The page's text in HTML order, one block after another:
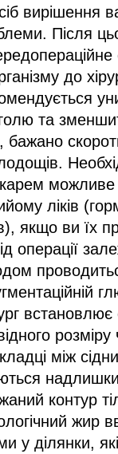
вирішення
Після
до
та
бажано
ліків
якщо ви їх
операції
встановлює
розміру
між
контур
жир
у ділянки,